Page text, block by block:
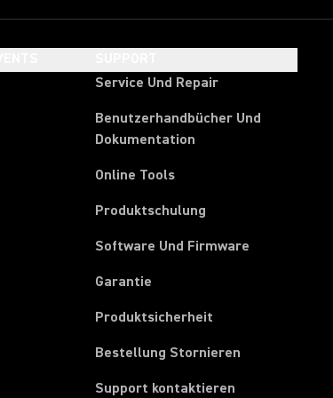
Service Und Repair
Benutzerhandbücher Und
Dokumentation
Online Tools
Produktschulung
Software Und Firmware
Garantie
Produktsicherheit
Bestellung Stornieren
Support kontaktieren